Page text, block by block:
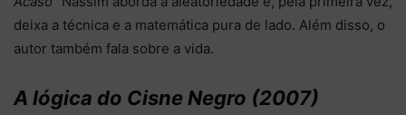
deixa a técnica e a matemática pura de lado. Além disso, o
autor também fala sobre a vida.
A lógica do Cisne Negro (2007)